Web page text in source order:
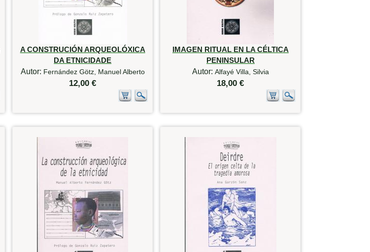
A CONSTRUCIÓN ARQUEOLÓXICA
DA ETNICIDADE
Autor: Fernández Götz, Manuel Alberto
12,00 €
IMAGEN RITUAL EN LA CÉLTICA
PENINSULAR
Autor: Alfayé Villa, Silvia
18,00 €